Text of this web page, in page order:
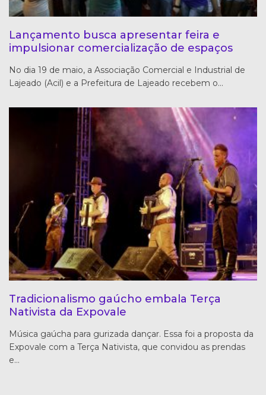
Lançamento busca apresentar feira e
impulsionar comercialização de espaços
No dia 19 de maio, a Associação Comercial e Industrial de
Lajeado (Acil) e a Prefeitura de Lajeado recebem o…
Tradicionalismo gaúcho embala Terça
Nativista da Expovale
Música gaúcha para gurizada dançar. Essa foi a proposta da
Expovale com a Terça Nativista, que convidou as prendas
e…